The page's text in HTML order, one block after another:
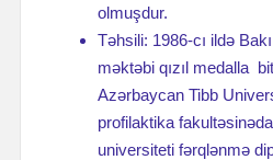
olmuşdur.
Təhsili: 1986-cı ildə
məktəbi qızıl medalla
Azərbaycan Tibb
profilaktika
universiteti fərqlənmə